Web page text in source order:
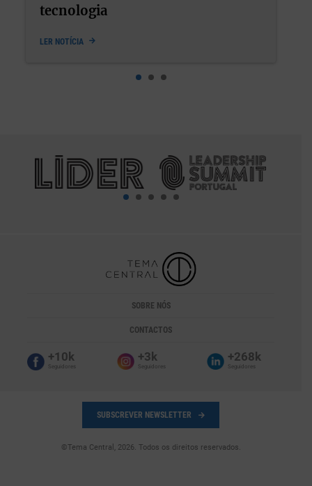
LER NOTÍCIA
SOBRE NÓS
CONTACTOS
+10k
Seguidores
+3k
Seguidores
+268k
Seguidores
SUBSCREVER NEWSLETTER
©Tema Central, 2026. Todos os direitos reservados.